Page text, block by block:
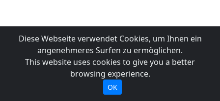
Diese Webseite verwendet Cookies, um Ihnen ein
angenehmeres Surfen zu ermöglichen.
This website uses cookies to give you a better
browsing experience.
OK